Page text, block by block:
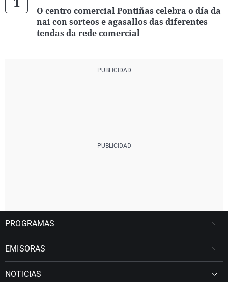
O centro comercial Pontiñas celebra o día da
nai con sorteos e agasallos das diferentes
tendas da rede comercial
PROGRAMAS
EMISORAS
NOTICIAS